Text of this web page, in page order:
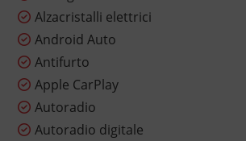
Alzacristalli elettrici
Android Auto
Antifurto
Apple CarPlay
Autoradio
Autoradio digitale